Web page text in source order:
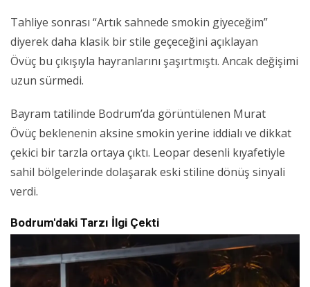
Tahliye sonrası “Artık sahnede smokin giyeceğim”
diyerek daha klasik bir stile geçeceğini açıklayan
Övüç bu çıkışıyla hayranlarını şaşırtmıştı. Ancak değişimi
uzun sürmedi.
Bayram tatilinde Bodrum’da görüntülenen Murat
Övüç beklenenin aksine smokin yerine iddialı ve dikkat
çekici bir tarzla ortaya çıktı. Leopar desenli kıyafetiyle
sahil bölgelerinde dolaşarak eski stiline dönüş sinyali
verdi.
Bodrum'daki Tarzı İlgi Çekti